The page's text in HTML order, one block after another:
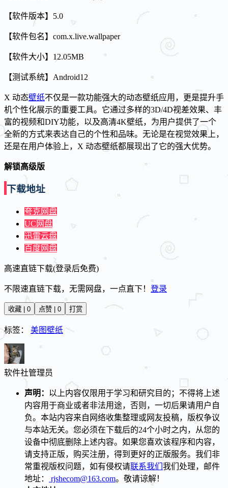
【软件版本】5.0
【软件包名】com.x.live.wallpaper
【软件大小】12.05MB
【测试系统】Android12
X 动态壁纸不仅是一款功能强大的动态壁纸应用，更是提升手
机个性化展示的重要工具。它通过多样的3D/4D视差效果、丰
富的视频和DIY功能，以及高清4K壁纸，为用户提供了一个
全新的方式来表达自己的个性和品味。无论是在视觉效果上，
还是在用户体验上，X 动态壁纸都展现出了它的强大优势。
解锁高级版
下载地址
夸克网盘
UC网盘
迅雷云盘
百度网盘
高速直链下载(登录后免费)
不限速直链下载，无需网盘，一点直下！ 登录
收藏 | 0 点赞 | 0 打赏
标签： 美图壁纸
软件社管理员
声明： 以上内容仅限用于学习和研究目的；不得将上述
内容用于商业或者非法用途，否则，一切后果请用户自
负。本站内容来自网络收集整理或网友投稿，版权争议
与本站无关。您必须在下载后的24个小时之内，从您的
设备中彻底删除上述内容。如果您喜欢该程序和内容，
请支持正版，购买注册，得到更好的正版服务。我们非
常重视版权问题，如有侵权请联系我们 我们处理，邮件
地址：
rjshecom@163.com。敬请谅解！